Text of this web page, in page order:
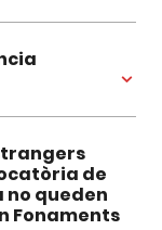
de
no queden
Fonaments